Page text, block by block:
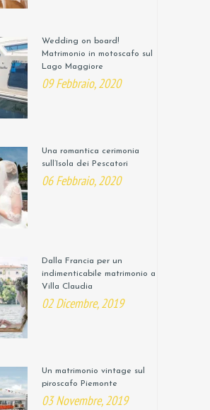
Wedding on board!
Matrimonio in motoscafo sul
Lago Maggiore
09 Febbraio, 2020
Una romantica cerimonia
sull’Isola dei Pescatori
06 Febbraio, 2020
Dalla Francia per un
indimenticabile matrimonio a
Villa Claudia
02 Dicembre, 2019
Un matrimonio vintage sul
piroscafo Piemonte
03 Novembre, 2019